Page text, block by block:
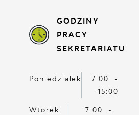
GODZINY
PRACY
SEKRETARIATU
Poniedziałek
7:00 -
15:00
Wtorek
7:00 -